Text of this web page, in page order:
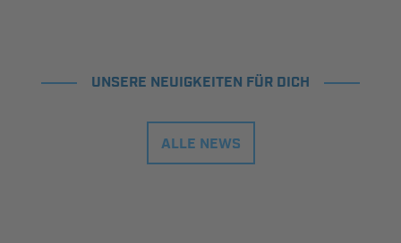
UNSERE NEUIGKEITEN FÜR DICH
ALLE NEWS